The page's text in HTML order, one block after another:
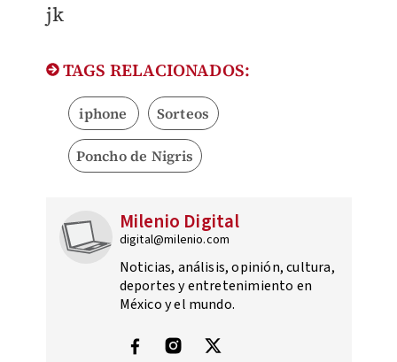
​jk
TAGS RELACIONADOS:
iphone Sorteos
Poncho de Nigris
Milenio Digital
digital@milenio.com
Noticias, análisis, opinión, cultura,
deportes y entretenimiento en
México y el mundo.